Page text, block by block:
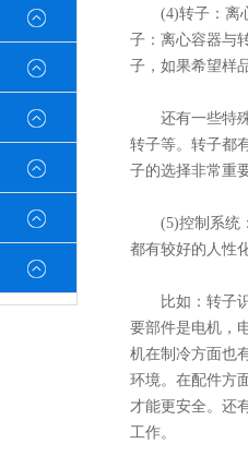
(4)转子：离心
子：离心容器与
子，如果希望样
还有一些特殊
转子等。转子都
子的选择非常重
(5)控制系统：
都有较好的人性
比如：转子识
要部件是电机，
机在制冷方面也
环境。在配件方
才能更安全。还
工作。